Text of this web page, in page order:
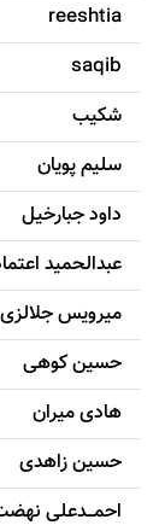
reeshtia
saqib
شکيب
سليم پویان
داود جبارخیل
عبدالحمید
میرویس جلالزی
حسين کوهی
هادی ميران
حسين زاهدی
احمـــدعلی